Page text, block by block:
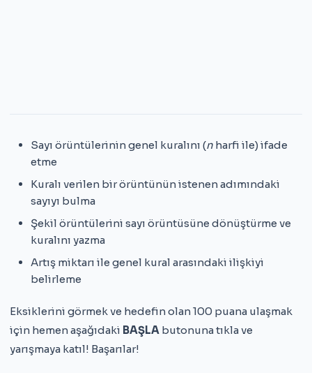
Sayı örüntülerinin genel kuralını (n harfi ile) ifade
etme
Kuralı verilen bir örüntünün istenen adımındaki
sayıyı bulma
Şekil örüntülerini sayı örüntüsüne dönüştürme ve
kuralını yazma
Artış miktarı ile genel kural arasındaki ilişkiyi
belirleme
Eksiklerini görmek ve hedefin olan 100 puana ulaşmak
için hemen aşağıdaki BAŞLA butonuna tıkla ve
yarışmaya katıl! Başarılar!